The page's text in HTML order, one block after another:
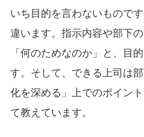
いち目的を言わないもので
違います。指示内容や部下
「何のためなのか」と、目
す。そして、できる上司は
化を深める」上でのポイン
て教えています。